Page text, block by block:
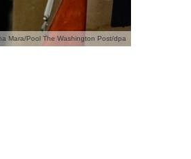
Mara/Pool The Washington Post/dpa